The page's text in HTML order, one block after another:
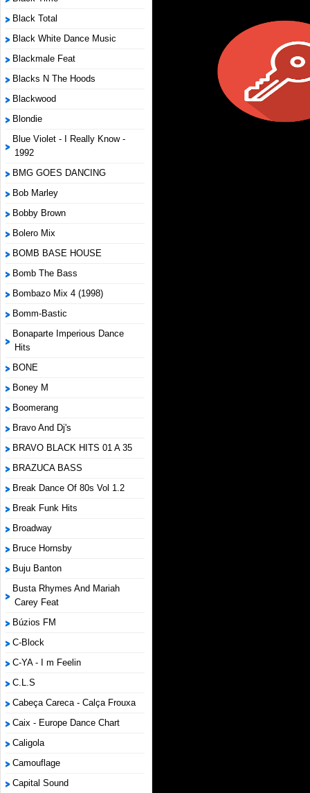
Black Total
Black White Dance Music
Blackmale Feat
Blacks N The Hoods
Blackwood
Blondie
Blue Violet - I Really Know -
1992
BMG GOES DANCING
Bob Marley
Bobby Brown
Bolero Mix
BOMB BASE HOUSE
Bomb The Bass
Bombazo Mix 4 (1998)
Bomm-Bastic
Bonaparte Imperious Dance
Hits
BONE
Boney M
Boomerang
Bravo And Dj's
BRAVO BLACK HITS 01 A 35
BRAZUCA BASS
Break Dance Of 80s Vol 1.2
Break Funk Hits
Broadway
Bruce Hornsby
Buju Banton
Busta Rhymes And Mariah
Carey Feat
Búzios FM
C-Block
C-YA - I m Feelin
C.L.S
Cabeça Careca - Calça Frouxa
Caix - Europe Dance Chart
Caligola
Camouflage
Capital Sound